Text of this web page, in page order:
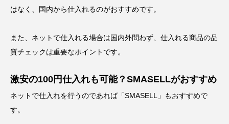
はなく、国内から仕入れるのがおすすめです。
また、ネットで仕入れる場合は国内外問わず、仕入れる商品の品
質チェックは重要なポイントです。
激安の100円仕入れも可能？SMASELLがおすすめ
ネットで仕入れを行うのであれば「SMASELL
」もおすすめで
す。